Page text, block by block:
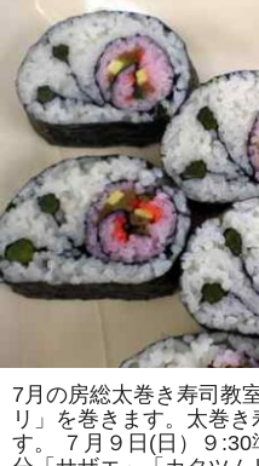
事
業」
と
し
て
の
伝
統
文
化
「房
総
太
司
体
験
教
室」
を
7月の房総太巻き寿司教
リ」を巻きます。太巻
す。 ７月９日(日）９